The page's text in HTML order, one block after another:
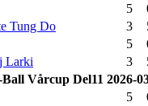
5
Tung Do 3
5
Larki 3
Vårcup Del11 2026-
5